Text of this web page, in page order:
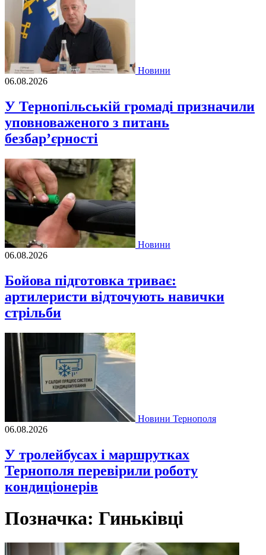
Новини
06.08.2026
У Тернопільській громаді призначили
уповноваженого з питань
безбар’єрності
Новини
06.08.2026
Бойова підготовка триває:
артилеристи відточують навички
стрільби
Новини Тернополя
06.08.2026
У тролейбусах і маршрутках
Тернополя перевірили роботу
кондиціонерів
Позначка: Гиньківці